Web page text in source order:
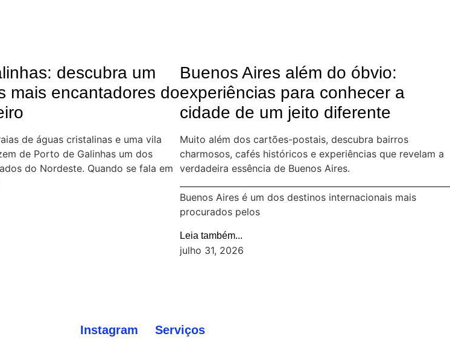
descubra um
mais encantadores do
de águas cristalinas e uma vila
de Porto de Galinhas um dos
do Nordeste. Quando se fala em
Buenos Aires além do óbvio:
experiências para conhecer a
cidade de um jeito diferente
Muito além dos cartões-postais, descubra bairros
charmosos, cafés históricos e experiências que revelam a
verdadeira essência de Buenos Aires.
Buenos Aires é um dos destinos internacionais mais
procurados pelos
Leia também...
julho 31, 2026
Instagram
Serviços